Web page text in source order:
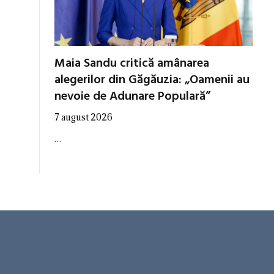
Maia Sandu critică amânarea
alegerilor din Găgăuzia: „Oamenii au
nevoie de Adunare Populară”
7 august 2026
…